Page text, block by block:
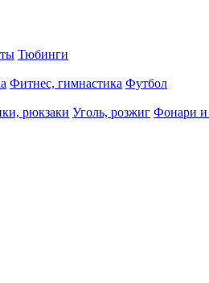
Тюбинги
Фитнес, гимнастика Футбол
рюкзаки Уголь, розжиг Фонари и